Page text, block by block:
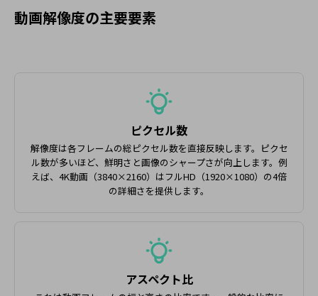
動画解像度の主要要素
ピクセル数
解像度は各フレームの総ピクセル数を直接反映します。ピクセ
ル数が多いほど、鮮明さと画像のシャープさが向上します。例
えば、4K動画（3840×2160）はフルHD（1920×1080）の4倍
の詳細さを提供します。
アスペクト比